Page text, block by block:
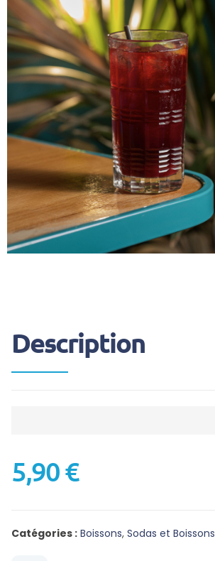
Description
5,90€
Catégories : Boissons, Sodas et Boissons